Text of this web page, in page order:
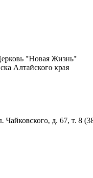
"Новая Жизнь"
Алтайского края
Чайковского, д. 67, т. 8